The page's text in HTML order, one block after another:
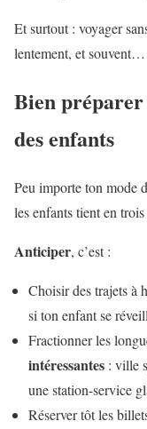
Et surtout : voyager
lentement, et
Bien préparer
des enfants
Peu importe ton mode
les enfants tient en
Anticiper, c’est :
Choisir des trajets à
si ton enfant se
Fractionner les
intéressantes : ville
une station-service
Réserver tôt les